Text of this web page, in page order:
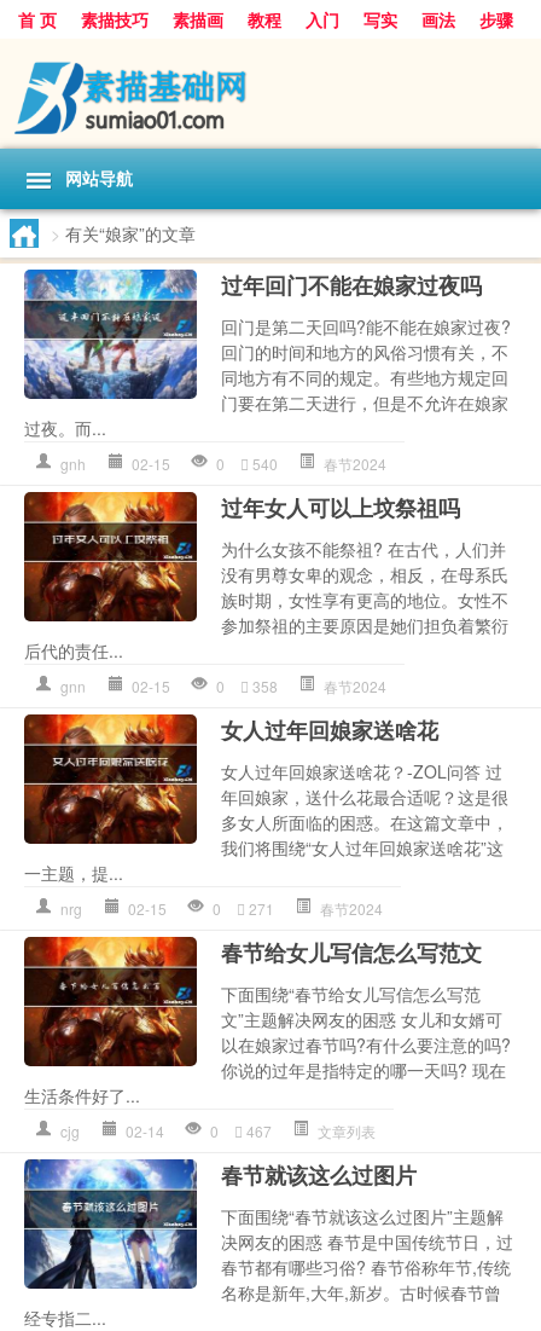
首 页 素描技巧 素描画 教程 入门 写实 画法
步骤
基础
超写实
网站导航
> 有关“娘家”的文章
过年回门不能在娘家过夜吗
回门是第二天回吗?能不能在娘家过夜?
回门的时间和地方的风俗习惯有关，不
同地方有不同的规定。有些地方规定回
门要在第二天进行，但是不允许在娘家
过夜。而...
gnh 02-15 0 540 春节2024
过年女人可以上坟祭祖吗
为什么女孩不能祭祖? 在古代，人们并
没有男尊女卑的观念，相反，在母系氏
族时期，女性享有更高的地位。女性不
参加祭祖的主要原因是她们担负着繁衍
后代的责任...
gnn 02-15 0 358 春节2024
女人过年回娘家送啥花
女人过年回娘家送啥花？-ZOL问答 过
年回娘家，送什么花最合适呢？这是很
多女人所面临的困惑。在这篇文章中，
我们将围绕“女人过年回娘家送啥花”这
一主题，提...
nrg 02-15 0 271 春节2024
春节给女儿写信怎么写范文
下面围绕“春节给女儿写信怎么写范
文”主题解决网友的困惑 女儿和女婿可
以在娘家过春节吗?有什么要注意的吗?
你说的过年是指特定的哪一天吗? 现在
生活条件好了...
cjg 02-14 0 467 文章列表
春节就该这么过图片
下面围绕“春节就该这么过图片”主题解
决网友的困惑 春节是中国传统节日，过
春节都有哪些习俗? 春节俗称年节,传统
名称是新年,大年,新岁。古时候春节曾
经专指二...